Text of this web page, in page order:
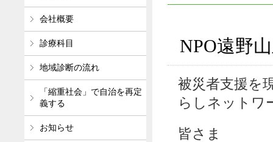
NPO遠野
被災者支援を
らしネットワ
皆さま
会社概要
診療科目
地域診断の流れ
「縮重社会」で自治を再定
義する
お知らせ